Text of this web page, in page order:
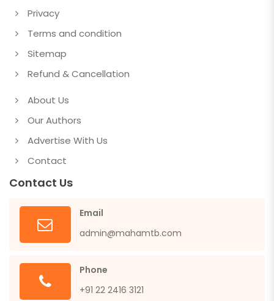
Privacy
Terms and condition
Sitemap
Refund & Cancellation
About Us
Our Authors
Advertise With Us
Contact
Contact Us
Email
admin@mahamtb.com
Phone
+91 22 2416 3121